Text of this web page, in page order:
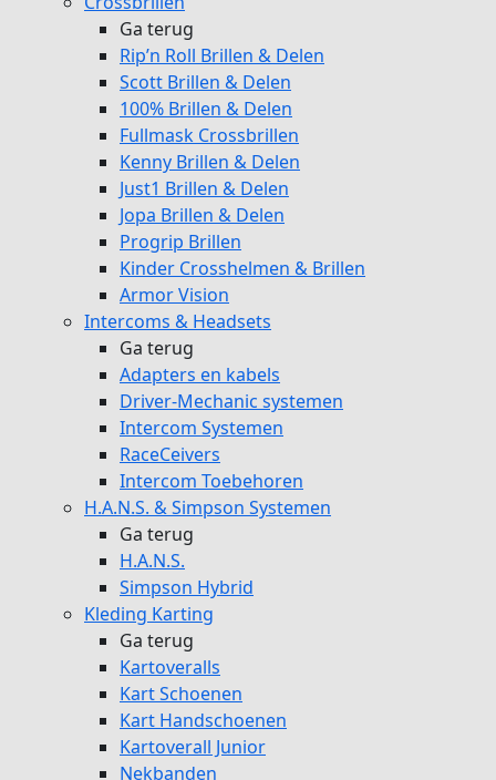
Ga terug
Rip’n Roll Brillen & Delen
Scott Brillen & Delen
100% Brillen & Delen
Fullmask Crossbrillen
Kenny Brillen & Delen
Just1 Brillen & Delen
Jopa Brillen & Delen
Progrip Brillen
Kinder Crosshelmen & Brillen
Armor Vision
Intercoms & Headsets
Ga terug
Adapters en kabels
Driver-Mechanic systemen
Intercom Systemen
RaceCeivers
Intercom Toebehoren
H.A.N.S. & Simpson Systemen
Ga terug
H.A.N.S.
Simpson Hybrid
Kleding Karting
Ga terug
Kartoveralls
Kart Schoenen
Kart Handschoenen
Kartoverall Junior
Nekbanden